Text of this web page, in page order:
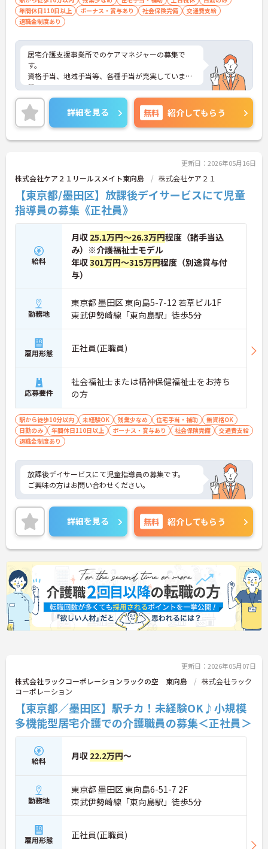
境です
・年間休日111日以上・シフトは柔軟に対応してお
り、有給と組み合わせて海外旅行に行くスタッフも
いる職場です
・インカム導入によりスタッフ間のフリーハンド連
絡・情報共有が可能、また、睡眠センサー・アレク
サ等IoT機器を活用し、業務効率化と質の高いケアを
両立しています
・従業員満足度調査を定期実施し、スタッフの声を
制度に反映する文化があります
・エリアマネージャー・社長が定期的にホームを周
り、スタッフと直接意見交換をしています
・育休取得率100%・育休後就業復帰率100%と、育
・育児短時間勤務が小学4年生まで利用でき、法令よ
り長い期間サポートを受けることができます
・「くるみん」「えるぼし」「トモニン」の3つの
厚生労働省認定を取得しており、ライフステージに
合わせた長期就業が実現できる職場です
年間休日110日以上
ボーナス・賞与あり 社会保険完備
交通費支給
退職金制度あり
居宅介護支援事業所でのケアマネジャーの募集で
す。
資格手当、地域手当等、各種手当が充実しています
◎
年間休日が110日以上ございますので、プライベー
トとの両立が取りやすい環境です♪
ご興味のある方には、面接対策ポイントなど、さら
に詳細をお話しいたしますのでお気軽にご相談くだ
さい！
詳細を見る 無料 紹介してもらう
更新日：2026年05月16日
株式会社ケア２１リールスメイト東向島 株式会社ケア２１
【東京都/墨田区】放課後デイサービスにて児童
指導員の募集《正社員》
給料
月収 25.1万円～26.3万円程度（諸手当込
み）※介護福祉士モデル
年収301万円～315万円程度（別途賞与付
与）
勤務地
東京都 墨田区 東向島5-7-12 若草ビル1F
東武伊勢崎線「東向島駅」徒歩5分
雇用形態 正社員(正職員)
応募要件
社会福祉士または精神保健福祉士をお持ち
の方
駅から徒歩10分以内 未経験OK 残業少なめ 住宅手当・補助
無資格OK
日勤のみ
年間休日110日以上 ボーナス・賞与あり 社会保険完備
交通費支給
退職金制度あり
放課後デイサービスにて児童指導員の募集です。
ご興味の方はお問い合わせください。
詳細を見る 無料 紹介してもらう
更新日：2026年05月07日
株式会社ラックコーポレーションラックの空 東向島
株式会社ラック
コーポレーション
【東京都／墨田区】駅チカ！未経験OK♪小規模
多機能型居宅介護での介護職員の募集＜正社員＞
給料 月収 22.2万円～
勤務地
東京都 墨田区 東向島6-51-7 2F
東武伊勢崎線「東向島駅」徒歩5分
雇用形態 正社員(正職員)